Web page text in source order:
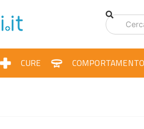
CURE COMPORTAMENTO